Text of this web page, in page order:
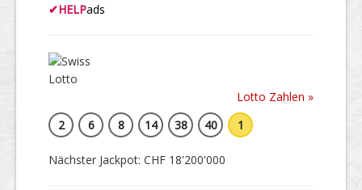
✔HELPads
Lotto Zahlen »
2
6 8 14 38 40 1
Nächster Jackpot: CHF 18'200'000